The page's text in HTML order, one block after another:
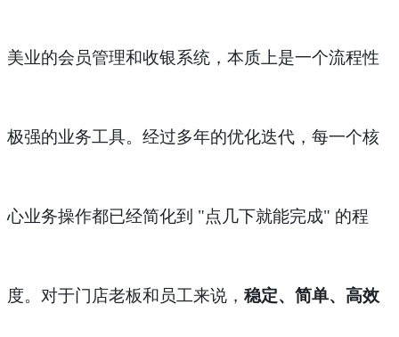
美业的会员管理和收银系统，本质上是一个流程性
极强的业务工具。经过多年的优化迭代，每一个核
心业务操作都已经简化到 "点几下就能完成" 的程
度。对于门店老板和员工来说， 稳定、简单、高效